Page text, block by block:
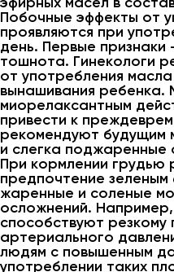
Побочные эффекты от
проявляются при
день. Первые признаки
тошнота. Гинекологи
от употребления
вынашивания
миорелаксантным
привести к
рекомендуют будущим
и слегка поджаренные
При кормлении грудью
предпочтение
жаренные и соленые
осложнений.
способствуют
артериального
людям с повышенным
употреблении таких